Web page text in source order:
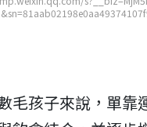
毛孩子來說，單靠